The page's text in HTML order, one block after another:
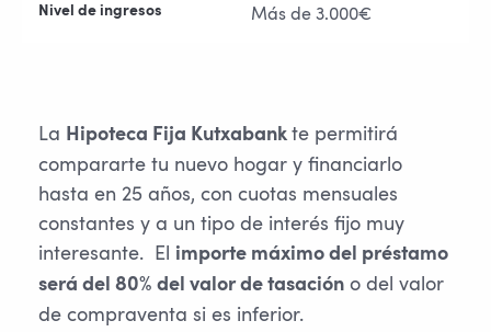
Nivel de ingresos Más de 3.000€
La Hipoteca Fija Kutxabank te permitirá
compararte tu nuevo hogar y financiarlo
hasta en 25 años, con cuotas mensuales
constantes y a un tipo de interés fijo muy
interesante. El importe máximo del préstamo
será del 80% del valor de tasación o del valor
de compraventa si es inferior.